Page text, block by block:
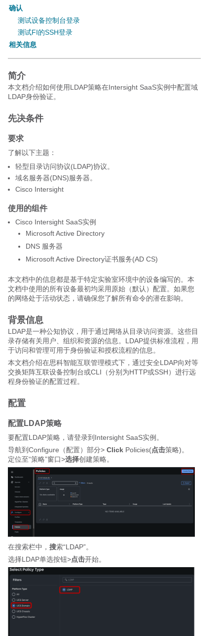
确认
测试设备控制台登录
测试FI的SSH登录
相关信息
简介
本文档介绍如何使用LDAP策略在Intersight SaaS实例中配置域
LDAP身份验证。
先决条件
要求
了解以下主题：
轻型目录访问协议(LDAP)协议。
域名服务器(DNS)服务器。
Cisco Intersight
使用的组件
Cisco Intersight SaaS实例
Microsoft Active Directory
DNS 服务器
MicrosoftActive Directory证书服务(AD CS)
本文档中的信息都是基于特定实验室环境中的设备编写的。本
文档中使用的所有设备最初均采用原始（默认）配置。如果您
的网络处于活动状态，请确保您了解所有命令的潜在影响。
背景信息
LDAP是一种公知协议，用于通过网络从目录访问资源。这些目
录存储有关用户、组织和资源的信息。LDAP提供标准流程，用
于访问和管理可用于身份验证和授权流程的信息。
本文档介绍在思科智能互联管理模式下，通过安全LDAP向对等
交换矩阵互联设备控制台或CLI（分别为HTTP或SSH）进行远
程身份验证的配置过程。
配置
配置LDAP策略
要配置LDAP策略，请登录到Intersight SaaS实例。
导航到Configure（配置）部分> Click Policies(点击策略)。
定位至“策略”窗口>选择创建策略。
在搜索栏中， 搜索“LDAP”。
选择LDAP单选按钮>点击开始。